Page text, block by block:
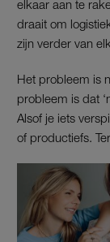
elkaar aan te
draait om
zijn verder van
Het probleem is
probleem is dat
Alsof je iets
of productiefs.